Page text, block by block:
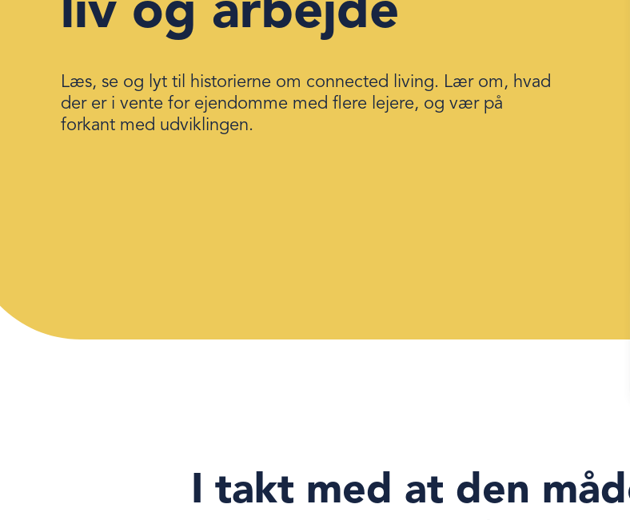
liv og arbejde
Læs, se og lyt til historierne om connected living. Lær om, hvad
der er i vente for ejendomme med flere lejere, og vær på
forkant med udviklingen.
I takt med at den